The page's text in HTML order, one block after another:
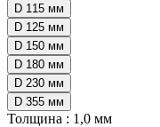
D 115 мм
D 125 мм
D 150 мм
D 180 мм
D 230 мм
D 355 мм
Толщина : 1,0 мм